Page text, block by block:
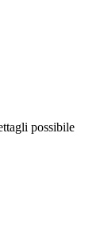
possibile